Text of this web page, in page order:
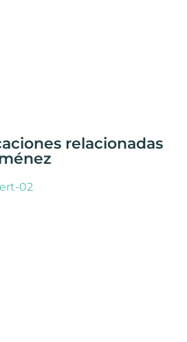
relacionadas